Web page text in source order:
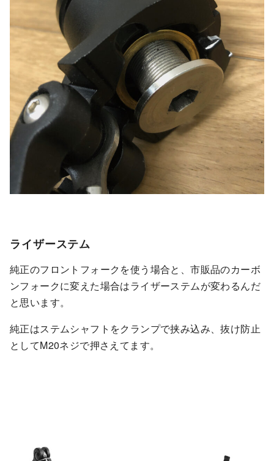
ライザーステム
純正のフロントフォークを使う場合と、市販品のカーボ
ンフォークに変えた場合はライザーステムが変わるんだ
と思います。
純正はステムシャフトをクランプで挟み込み、抜け防止
としてM20ネジで押さえてます。